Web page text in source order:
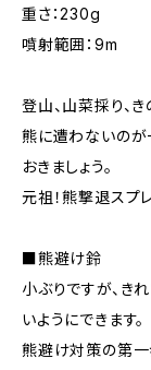
重さ：230g
噴射範囲：9m
登山、山菜採り、き
熊に遭わないのが
おきましょう。
元祖！熊撃退スプ
■熊避け鈴
小ぶりですが、き
いようにできます。
熊避け対策の第一